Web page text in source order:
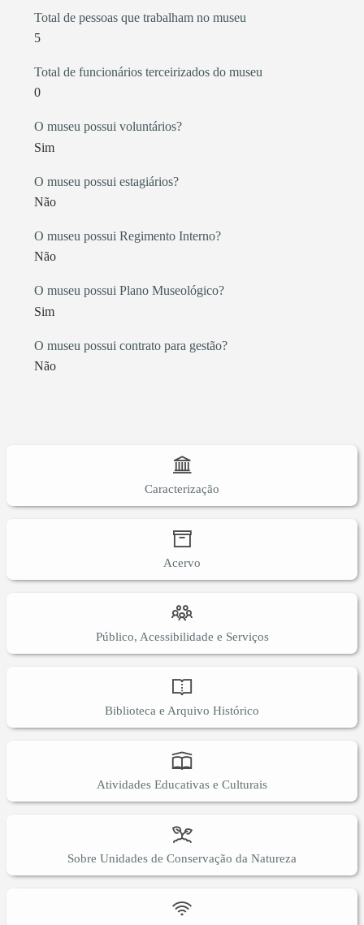
Total de pessoas que trabalham no museu
5
Total de funcionários terceirizados do museu
0
O museu possui voluntários?
Sim
O museu possui estagiários?
Não
O museu possui Regimento Interno?
Não
O museu possui Plano Museológico?
Sim
O museu possui contrato para gestão?
Não
Caracterização
Acervo
Público, Acessibilidade e Serviços
Biblioteca e Arquivo Histórico
Atividades Educativas e Culturais
Sobre Unidades de Conservação da Natureza